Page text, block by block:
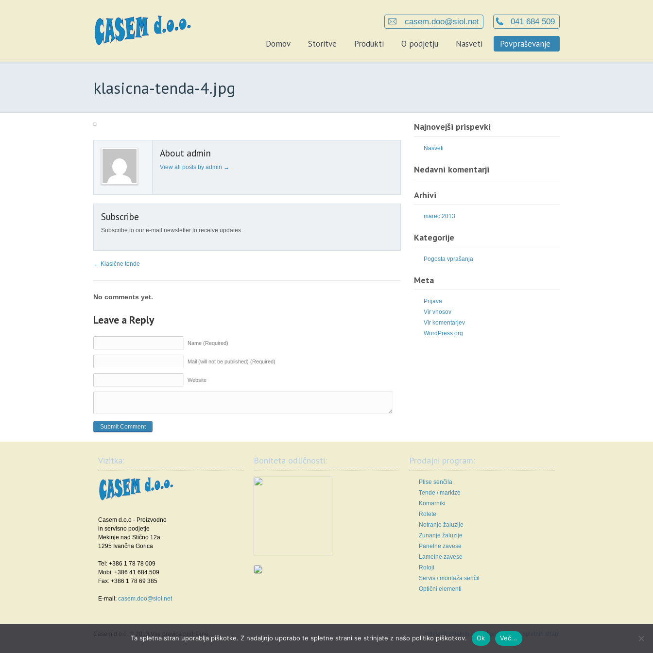
041 684 509
casem.doo@siol.net
Domov Storitve Produkti O podjetju Nasveti Povpraševanje
klasicna-tenda-4.jpg
About admin
View all posts by admin →
Subscribe
Subscribe to our e-mail newsletter to receive updates.
← Klasične tende
No comments yet.
Leave a Reply
Name (Required)
Mail (will not be published) (Required)
Website
Najnovejši prispevki
Nasveti
Nedavni komentarji
Arhivi
marec 2013
Kategorije
Pogosta vprašanja
Meta
Prijava
Vir vnosov
Vir komentarjev
WordPress.org
Vizitka:
Casem d.o.o - Proizvodno
in servisno podjetje
Mekinje nad Stično 12a
1295 Ivančna Gorica
Tel: +386 1 78 78 009
Mobi: +386 41 684 509
Fax: +386 1 78 69 385
E-mail: casem.doo@siol.net
Boniteta odličnosti: Prodajni program:
Plise senčila
Tende / markize
Komarniki
Rolete
Notranje žaluzije
Zunanje žaluzije
Panelne zavese
Lamelne zavese
Roloji
Servis / montaža senčil
Optični elementi
Casem d.o.o. © 2013 Vse pravice pridržane. izdelava spletnih strani| optimizacija spletnih strani
Ta spletna stran uporablja piškotke. Z nadaljnjo uporabo te spletne strani se strinjate z našo politiko piškotkov. Ok Več...